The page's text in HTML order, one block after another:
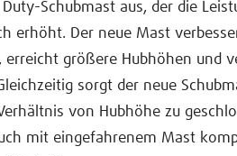
Schubmast aus, der die
erhöht. Der neue Mast
erreicht größere Hubhöhen und
sorgt der neue
von Hubhöhe zu
mit eingefahrenem Mast